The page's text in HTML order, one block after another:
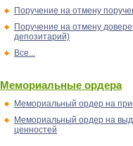
Поручение на отмену
Поручение на отмену
депозитарий)
Все...
Мемориальные ордера
Мемориальный ордер на
Мемориальный ордер на
ценностей